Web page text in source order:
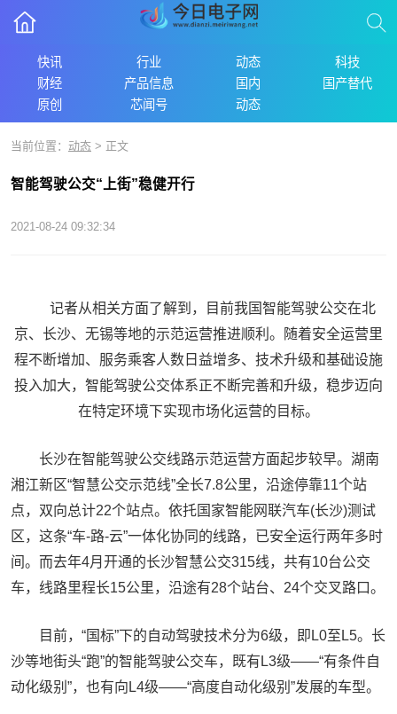
快讯 行业 动态
科技
财经
产品信息 国内
国产替代
原创
芯闻号 动态
当前位置： 动态 > 正文
智能驾驶公交“上街”稳健开行
2021-08-24 09:32:34
记者从相关方面了解到，目前我国智能驾驶公交在北
京、长沙、无锡等地的示范运营推进顺利。随着安全运营里
程不断增加、服务乘客人数日益增多、技术升级和基础设施
投入加大，智能驾驶公交体系正不断完善和升级，稳步迈向
在特定环境下实现市场化运营的目标。
长沙在智能驾驶公交线路示范运营方面起步较早。湖南
湘江新区“智慧公交示范线”全长7.8公里，沿途停靠11个站
点，双向总计22个站点。依托国家智能网联汽车(长沙)测试
区，这条“车-路-云”一体化协同的线路，已安全运行两年多时
间。而去年4月开通的长沙智慧公交315线，共有10台公交
车，线路里程长15公里，沿途有28个站台、24个交叉路口。
目前，“国标”下的自动驾驶技术分为6级，即L0至L5。长
沙等地街头“跑”的智能驾驶公交车，既有L3级——“有条件自
动化级别”，也有向L4级——“高度自动化级别”发展的车型。